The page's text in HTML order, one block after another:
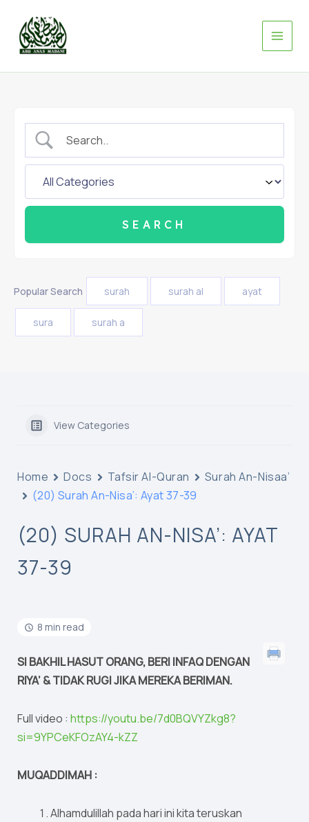
content
Popular Search surah surah al ayat
sura surah a
View Categories
Home Docs Tafsir Al-Quran
Surah An-Nisaa’
(20) Surah An-Nisa’: Ayat 37-39
(20) SURAH AN-NISA’: AYAT
37-39
8 min read
SI BAKHIL HASUT ORANG, BERI INFAQ DENGAN
RIYA’ & TIDAK RUGI JIKA MEREKA BERIMAN.
Full video : https://youtu.be/7d0BQVYZkg8?
si=9YPCeKFOzAY4-kZZ
MUQADDIMAH :
Alhamdulillah pada hari ini kita teruskan